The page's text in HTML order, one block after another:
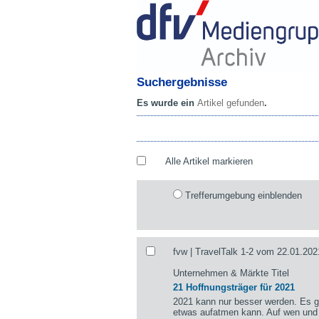
Suchergebnisse
Es wurde ein Artikel gefunden.
Alle Artikel markieren
Trefferumgebung einblenden
fvw | TravelTalk 1-2 vom
Unternehmen & Märkte Titel
21 Hoffnungsträger für 2021
2021 kann nur besser werden. Es
etwas aufatmen kann. Auf wen